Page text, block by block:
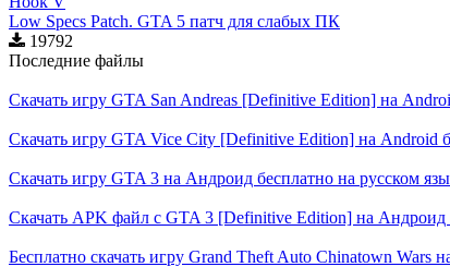
Low Specs Patch. GTA 5 патч для слабых ПК
19792
Последние файлы
Скачать игру GTA San Andreas [Definitive Edition] на
Скачать игру GTA Vice City [Definitive Edition] на Android
Скачать игру GTA 3 на Андроид бесплатно на русском
Скачать APK файл с GTA 3 [Definitive Edition] на Андроид
Бесплатно скачать игру Grand Theft Auto Chinatown Wars